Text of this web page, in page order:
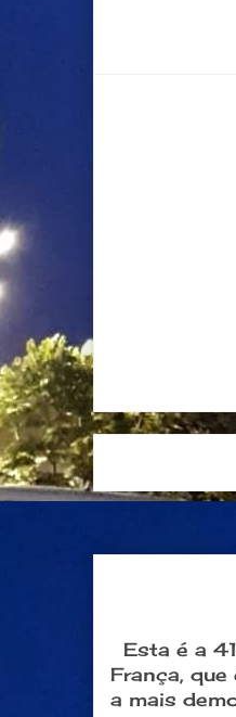
Esta é a
França,
a mais